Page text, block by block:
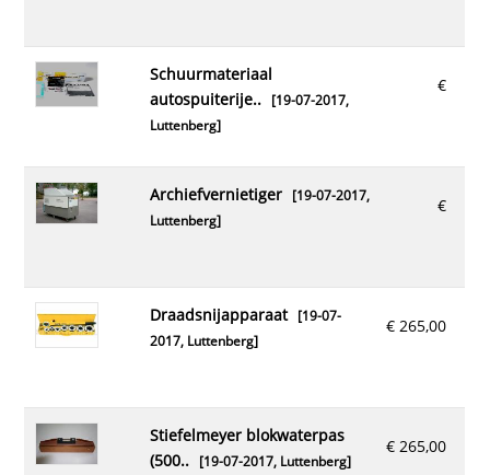
€
schuurmateriaal
autospuiterije..[19-07-2017,
Luttenberg]
€
archiefvernietiger[19-07-2017,
Luttenberg]
€ 265,00
draadsnijapparaat[19-07-
2017, Luttenberg]
€ 265,00
stiefelmeyer blokwaterpas
(500..[19-07-2017, Luttenberg]